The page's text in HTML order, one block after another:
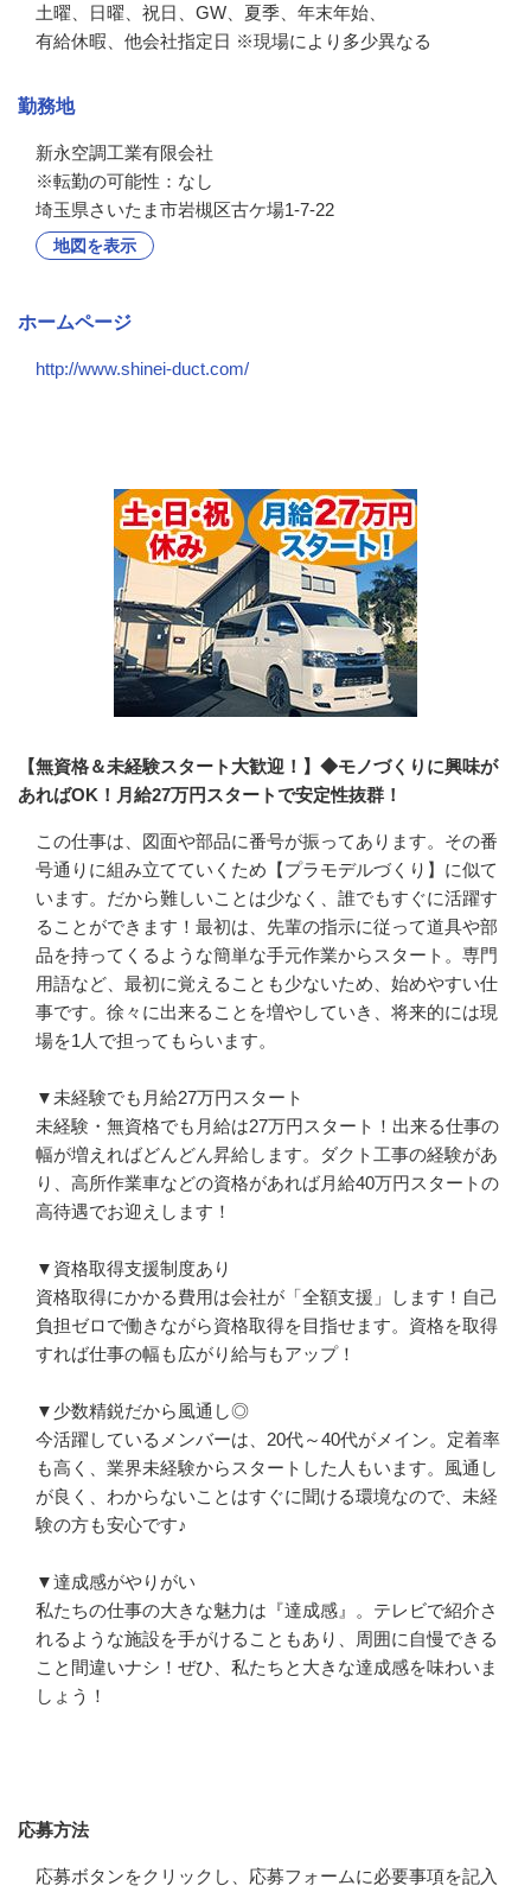
土曜、日曜、祝日、GW、夏季、年末年始、
有給休暇、他会社指定日 ※現場により多少異なる
勤務地
新永空調工業有限会社
※転勤の可能性：なし
埼玉県さいたま市岩槻区古ケ場1-7-22
地図を表示
ホームページ
http://www.shinei-duct.com/
【無資格＆未経験スタート大歓迎！】◆モノづくりに興味が
あればOK！月給27万円スタートで安定性抜群！
この仕事は、図面や部品に番号が振ってあります。その番
号通りに組み立てていくため【プラモデルづくり】に似て
います。だから難しいことは少なく、誰でもすぐに活躍す
ることができます！最初は、先輩の指示に従って道具や部
品を持ってくるような簡単な手元作業からスタート。専門
用語など、最初に覚えることも少ないため、始めやすい仕
事です。徐々に出来ることを増やしていき、将来的には現
場を1人で担ってもらいます。
▼未経験でも月給27万円スタート
未経験・無資格でも月給は27万円スタート！出来る仕事の
幅が増えればどんどん昇給します。ダクト工事の経験があ
り、高所作業車などの資格があれば月給40万円スタートの
高待遇でお迎えします！
▼資格取得支援制度あり
資格取得にかかる費用は会社が「全額支援」します！自己
負担ゼロで働きながら資格取得を目指せます。資格を取得
すれば仕事の幅も広がり給与もアップ！
▼少数精鋭だから風通し◎
今活躍しているメンバーは、20代～40代がメイン。定着率
も高く、業界未経験からスタートした人もいます。風通し
が良く、わからないことはすぐに聞ける環境なので、未経
験の方も安心です♪
▼達成感がやりがい
私たちの仕事の大きな魅力は『達成感』。テレビで紹介さ
れるような施設を手がけることもあり、周囲に自慢できる
こと間違いナシ！ぜひ、私たちと大きな達成感を味わいま
しょう！
応募方法
応募ボタンをクリックし、応募フォームに必要事項を記入